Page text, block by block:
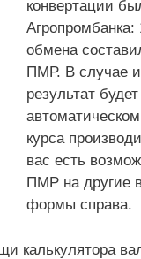
конвертации
Агропромбанка:
обмена
ПМР. В случае
результат
курса
вас есть
ПМР на другие
формы справа.
калькулятора